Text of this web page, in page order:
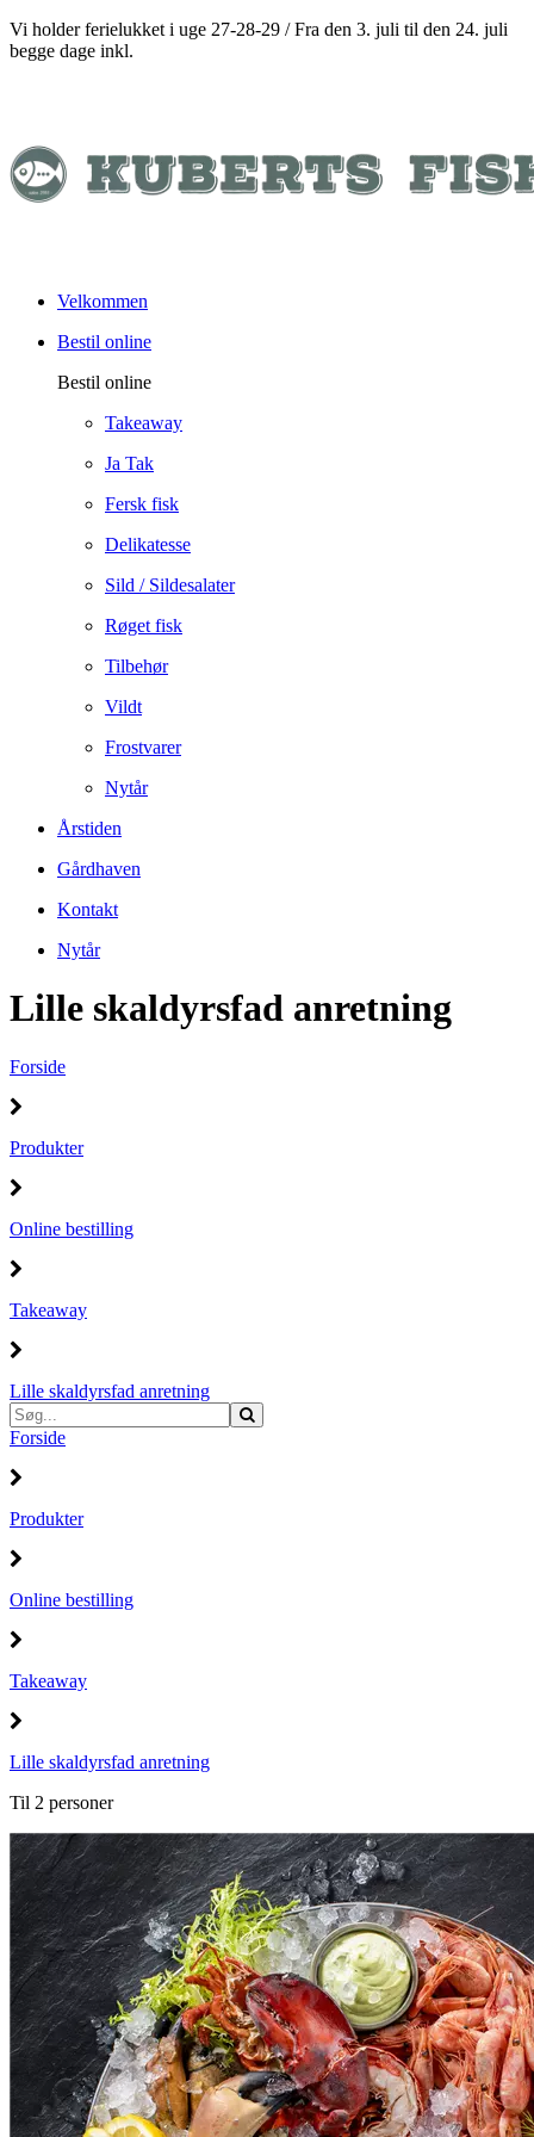
Vi holder ferielukket i uge 27-28-29 / Fra den 3. juli til den 24. juli
begge dage inkl.
Velkommen
Bestil online
Bestil online
Takeaway
Ja Tak
Fersk fisk
Delikatesse
Sild / Sildesalater
Røget fisk
Tilbehør
Vildt
Frostvarer
Nytår
Årstiden
Gårdhaven
Kontakt
Nytår
Lille skaldyrsfad anretning
Forside
Produkter
Online bestilling
Takeaway
Lille skaldyrsfad anretning
Forside
Produkter
Online bestilling
Takeaway
Lille skaldyrsfad anretning
Til 2 personer